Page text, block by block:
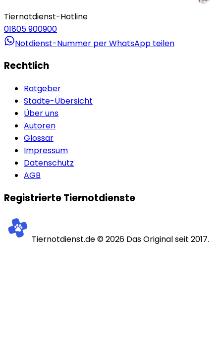
Tiernotdienst-Hotline
01805 900900
Notdienst-Nummer per WhatsApp teilen
Rechtlich
Ratgeber
Städte-Übersicht
Über uns
Autoren
Glossar
Impressum
Datenschutz
AGB
Registrierte Tiernotdienste
Tiernotdienst.de ©2026 Das Original seit 2017.